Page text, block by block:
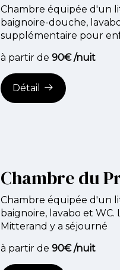
Chambre équipée d'un
baignoire-douche,
supplémentaire pour
à partir de 90€ /nuit
Détail
Chambre du
Chambre équipée d'un
baignoire, lavabo et
Mitterand y a séjourné
à partir de 90€ /nuit